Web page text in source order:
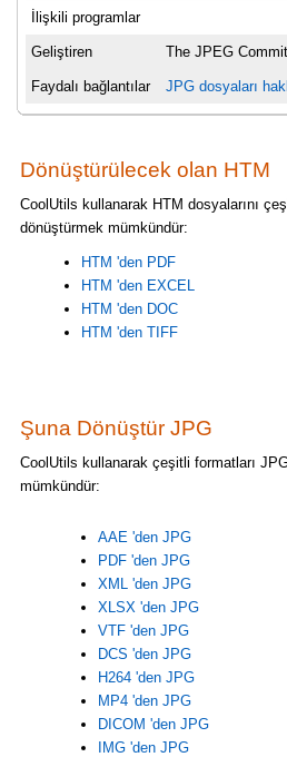
İlişkili programlar
Geliştiren The JPEG
Faydalı bağlantılar JPG dosyaları
Dönüştürülecek olan HTM
CoolUtils kullanarak HTM dosyalarını
dönüştürmek mümkündür:
HTM 'den PDF
HTM 'den EXCEL
HTM 'den DOC
HTM 'den TIFF
Şuna Dönüştür JPG
CoolUtils kullanarak çeşitli formatları
mümkündür:
AAE 'den JPG
PDF 'den JPG
XML 'den JPG
XLSX 'den JPG
VTF 'den JPG
DCS 'den JPG
H264 'den JPG
MP4 'den JPG
DICOM 'den JPG
IMG 'den JPG